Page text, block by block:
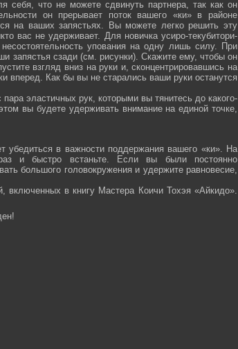
себя, что не можете сдвинуть партнера, так как он
он прерывает поток вашего «ки» в районе
на ваших запястьях. Вы можете легко решить эту
вас не удерживает. Для новичка усиро-текубитори-
упования на одну лишь силу. При
запястья сзади (см. рисунки). Скажите ему, чтобы он
взгляд вниз на руки и, сконцентрировавшись на
вперед. Как бы вы не старались ваши руки останутся
эластичных рук, которыми вы тянитесь до какого-
вы будете удерживать внимание на единой точке,
убедиться в важности поддержания вашего «ки». На
и быстро встаньте. Если вы были постоянно
большого головокружения и удержите равновесие,
включенных в книгу Мастера Коичи Тохэя «Айкидо».